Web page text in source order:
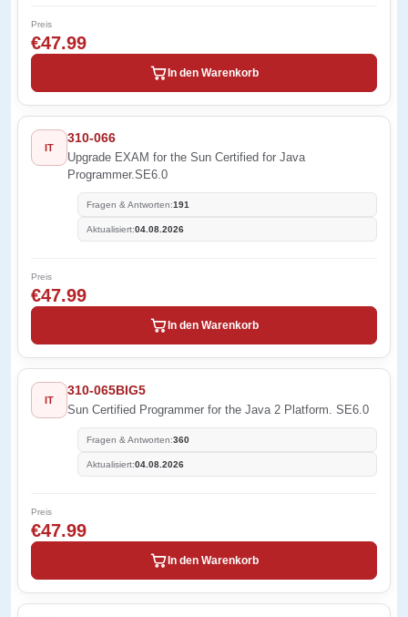
Preis
€47.99
In den Warenkorb
IT
310-066
Upgrade EXAM for the Sun Certified for Java
Programmer.SE6.0
Fragen & Antworten:191
Aktualisiert:04.08.2026
Preis
€47.99
In den Warenkorb
IT
310-065BIG5
Sun Certified Programmer for the Java 2 Platform. SE6.0
Fragen & Antworten:360
Aktualisiert:04.08.2026
Preis
€47.99
In den Warenkorb